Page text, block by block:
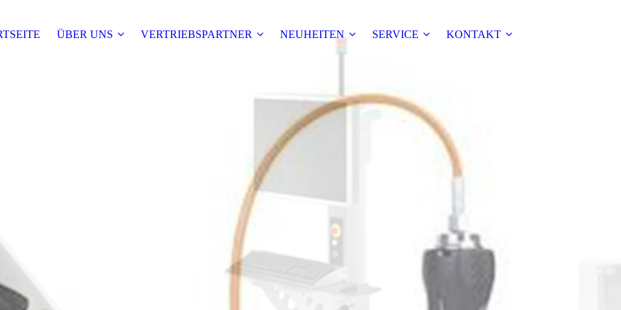
ÜBER UNS VERTRIEBSPARTNER NEUHEITEN SERVICE KONTAKT